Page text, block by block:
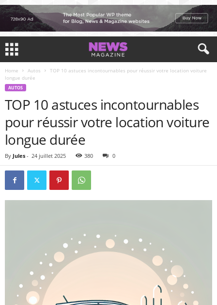
Home Autos
TOP 10 astuces incontournables pour réussir votre location voiture
longue durée
AUTOS
TOP 10 astuces incontournables
pour réussir votre location voiture
longue durée
By Jules - 24 juillet 2025 380 0